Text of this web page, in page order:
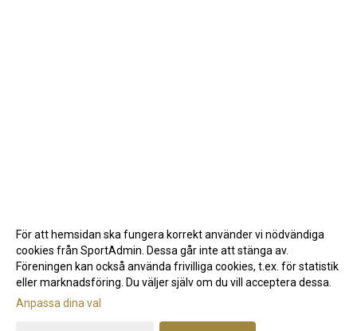
Gå till Webbversion
För att hemsidan ska fungera korrekt använder vi nödvändiga
cookies från SportAdmin. Dessa går inte att stänga av.
Föreningen kan också använda frivilliga cookies, t.ex. för statistik
eller marknadsföring. Du väljer själv om du vill acceptera dessa.
Anpassa dina val